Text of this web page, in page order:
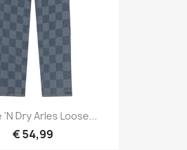
'N Dry Arles Loose...
€ 54,99